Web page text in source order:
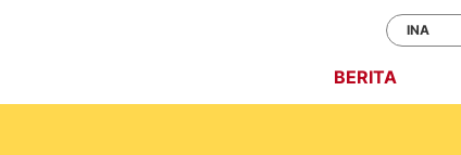
BERITA